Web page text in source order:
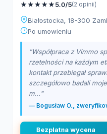
★★★★★5.0/5(2 opinii)
Białostocka, 18-300
Po umowieniu
"Współpraca z Vimmo
rzetelności na każdym
kontakt przebiegał
szczegółowo badali
m..."
— Bogusław O.,
Bezplatna wycena